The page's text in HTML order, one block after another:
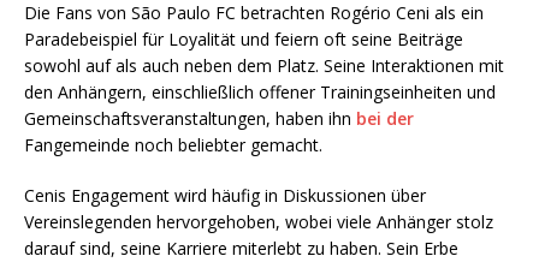
Die Fans von São Paulo FC betrachten Rogério Ceni als ein
Paradebeispiel für Loyalität und feiern oft seine Beiträge
sowohl auf als auch neben dem Platz. Seine Interaktionen mit
den Anhängern, einschließlich offener Trainingseinheiten und
Gemeinschaftsveranstaltungen, haben ihn bei der
Fangemeinde noch beliebter gemacht.
Cenis Engagement wird häufig in Diskussionen über
Vereinslegenden hervorgehoben, wobei viele Anhänger stolz
darauf sind, seine Karriere miterlebt zu haben. Sein Erbe